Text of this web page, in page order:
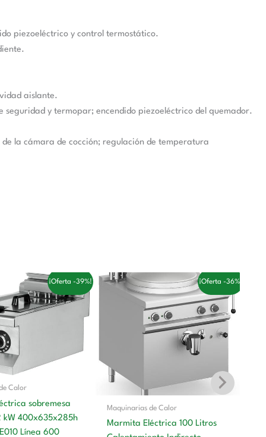
piezoeléctrico y control termostático.
aislante.
y termopar; encendido piezoeléctrico del quemador.
la cámara de cocción; regulación de temperatura
¡Oferta -39%!
Calor
sobremesa
kW 400x635x285h
Línea 600
€.
El
precio
actual
es:
¡Oferta -36%!
Maquinarias de Calor
Marmita Eléctrica 100 Litros
precio
original
era:
9.207,00 €.
El
precio
actual
es:
5.863,00 €.